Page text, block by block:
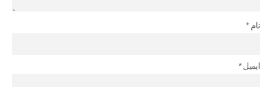
نام*
ایمیل*